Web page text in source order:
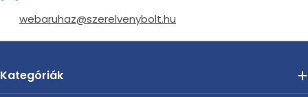
webaruhaz@szerelvenybolt.hu
Kategóriák